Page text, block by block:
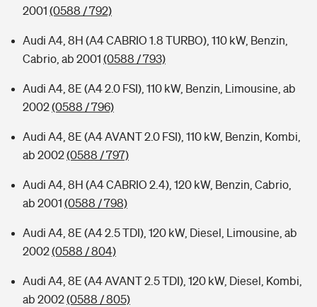
2001 (0588 / 792)
Audi A4, 8H (A4 CABRIO 1.8 TURBO), 110 kW, Benzin,
Cabrio, ab 2001 (0588 / 793)
Audi A4, 8E (A4 2.0 FSI), 110 kW, Benzin, Limousine, ab
2002(0588 / 796)
Audi A4, 8E (A4 AVANT 2.0 FSI), 110 kW, Benzin, Kombi,
ab 2002(0588 / 797)
Audi A4, 8H (A4 CABRIO 2.4), 120 kW, Benzin, Cabrio,
ab 2001 (0588 / 798)
Audi A4, 8E (A4 2.5 TDI), 120 kW, Diesel, Limousine, ab
2002(0588 / 804)
Audi A4, 8E (A4 AVANT 2.5 TDI), 120 kW, Diesel, Kombi,
ab 2002(0588 / 805)